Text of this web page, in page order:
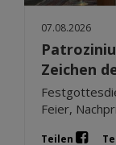
07.08.2026
Zeichen
Feier,
Teilen